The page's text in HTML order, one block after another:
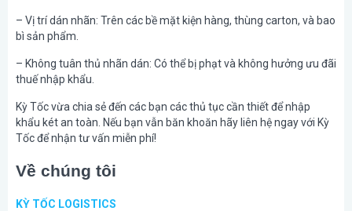
– Vị trí dán nhãn: Trên các bề mặt kiện hàng, thùng carton, và bao
bì sản phẩm.
– Không tuân thủ nhãn dán: Có thể bị phạt và không hưởng ưu đãi
thuế nhập khẩu.
Kỳ Tốc vừa chia sẻ đến các bạn các thủ tục cần thiết để nhập
khẩu két an toàn. Nếu bạn vẫn băn khoăn hãy liên hệ ngay với Kỳ
Tốc để nhận tư vấn miễn phí!
Về chúng tôi
KỲ TỐC LOGISTICS